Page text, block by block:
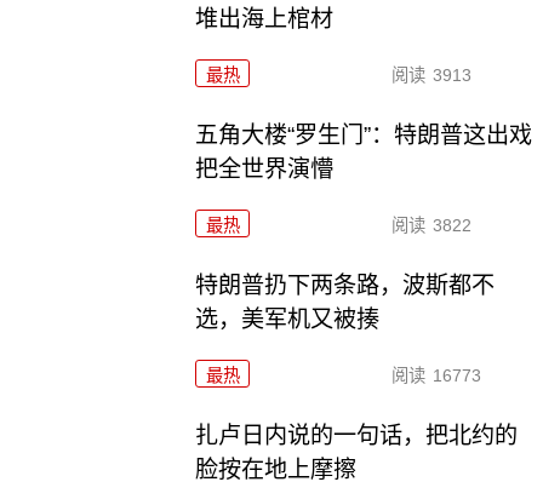
堆出海上棺材
最热 阅读 3913
五角大楼“罗生门”：特朗普这出戏
把全世界演懵
最热 阅读 3822
特朗普扔下两条路，波斯都不
选，美军机又被揍
最热 阅读 16773
扎卢日内说的一句话，把北约的
脸按在地上摩擦